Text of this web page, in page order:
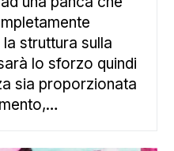
struttura sulla
lo sforzo quindi
sia proporzionata